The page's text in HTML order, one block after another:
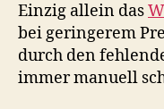
Einzig allein das
bei geringerem
durch den
immer manuell